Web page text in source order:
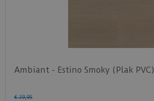
Ambiant - Estino Smoky (Plak PVC)
€ 39,95